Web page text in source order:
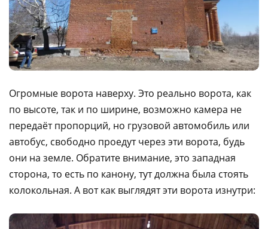
Огромные ворота наверху. Это реально ворота, как
по высоте, так и по ширине, возможно камера не
передаёт пропорций, но грузовой автомобиль или
автобус, свободно проедут через эти ворота, будь
они на земле. Обратите внимание, это западная
сторона, то есть по канону, тут должна была стоять
колокольная. А вот как выглядят эти ворота изнутри: